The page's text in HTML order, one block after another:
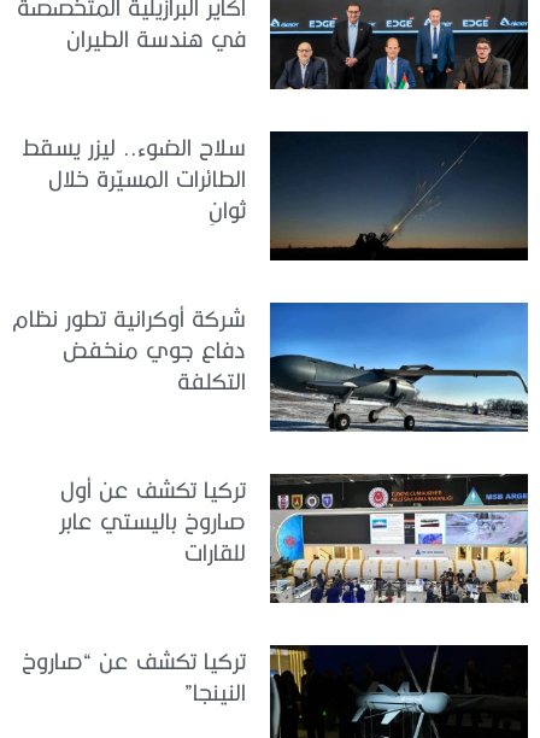
أكاير البرازيلية المتخصصة
في هندسة الطيران
سلاح الضوء.. ليزر يسقط
الطائرات المسيّرة خلال
ثوانٍ
شركة أوكرانية تطور نظام
دفاع جوي منخفض
التكلفة
تركيا تكشف عن أول
صاروخ باليستي عابر
للقارات
تركيا تكشف عن “صاروخ
النينجا”